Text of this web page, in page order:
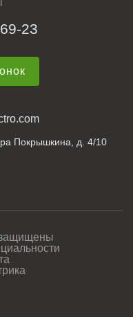
23
Покрышкина, д. 4/10